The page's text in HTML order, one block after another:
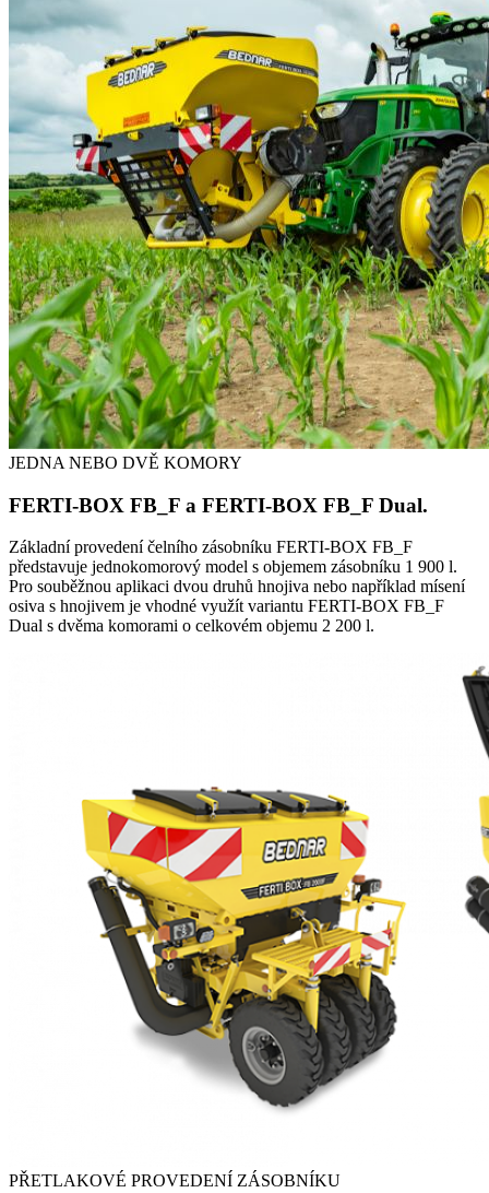
JEDNA NEBO DVĚ KOMORY
FERTI-BOX FB_F a FERTI-BOX FB_F Dual.
Základní provedení čelního zásobníku FERTI-BOX FB_F
představuje jednokomorový model s objemem zásobníku 1 900 l.
Pro souběžnou aplikaci dvou druhů hnojiva nebo například mísení
osiva s hnojivem je vhodné využít variantu FERTI-BOX FB_F
Dual s dvěma komorami o celkovém objemu 2 200 l.
PŘETLAKOVÉ PROVEDENÍ ZÁSOBNÍKU